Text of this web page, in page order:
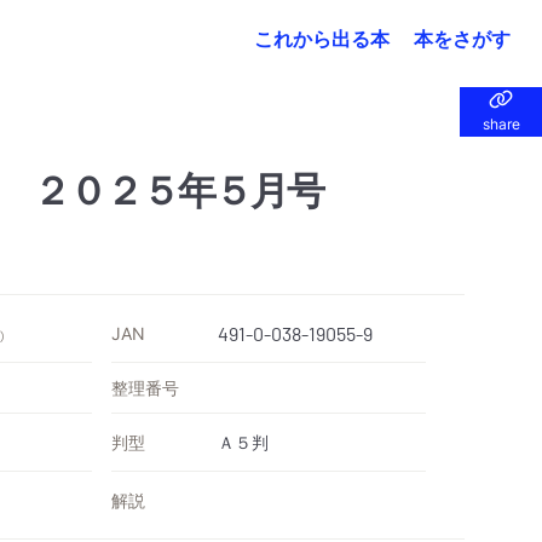
これから出る本 本をさがす
share
share
２０２５年５月号
JAN 491-0-038-19055-9
整理番号
判型 Ａ５判
解説